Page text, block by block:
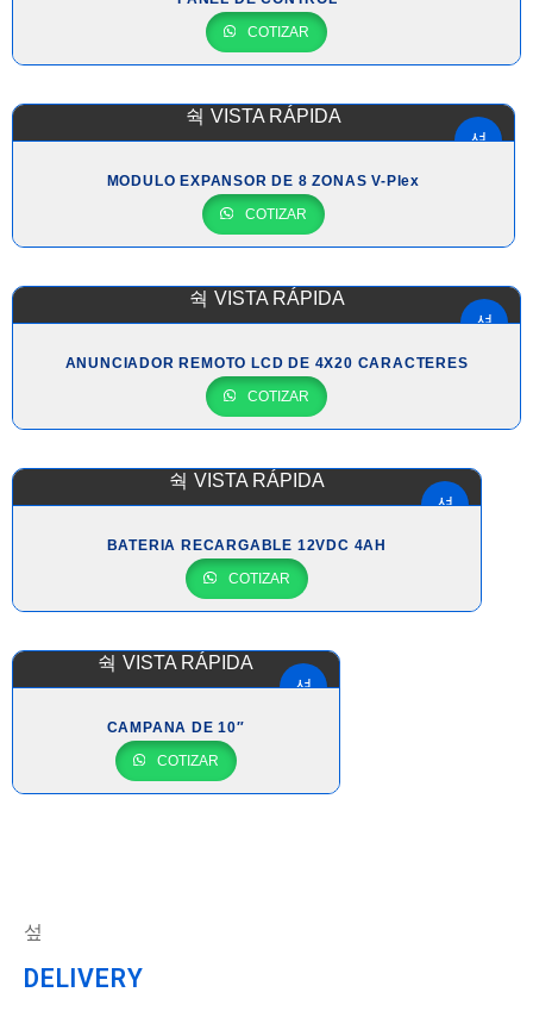
COTIZAR
VISTA RÁPIDA
MODULO EXPANSOR DE 8 ZONAS V-Plex
COTIZAR
VISTA RÁPIDA
ANUNCIADOR REMOTO LCD DE 4X20 CARACTERES
COTIZAR
VISTA RÁPIDA
BATERIA RECARGABLE 12VDC 4AH
COTIZAR
VISTA RÁPIDA
CAMPANA DE 10″
COTIZAR
DELIVERY